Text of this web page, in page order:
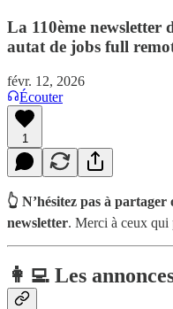
La 110ème newsletter
autat de jobs full
févr. 12, 2026
Écouter
1
👆 N’hésitez pas à
newsletter. Merci à ceux qui
👩‍💻 Les